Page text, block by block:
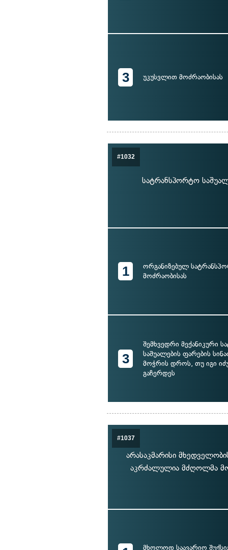
3 უკუსვლით მოძრაობისას
#1032
სატრანსპორტო
1
ორგანიზებულ
მოძრაობისას
3
შემხვედრი მექანიკური
საშუალების ფარების
მოჭრის დროს, თუ იგი
გაჩერდეს
#1037
არასაკმარისი
აკრძალულია მძღოლმა
მხოლოდ საავარიო